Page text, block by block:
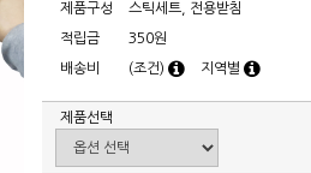
제품구성 스틱세트, 전용받침
적립금 350원
배송비 (조건) 지역별
제품선택